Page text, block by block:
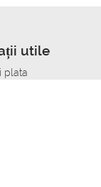
utile
plata